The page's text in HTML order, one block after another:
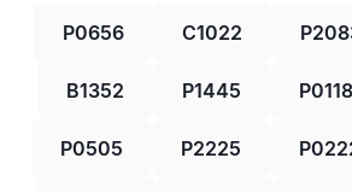
P0656 C1022
B1352 P1445 P0118
P0505 P2225